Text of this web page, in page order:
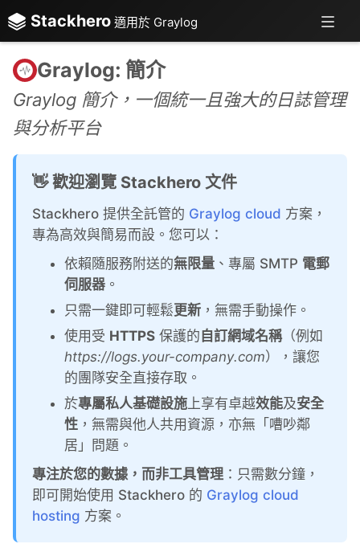
Stackhero 適用於 Graylog
ChatWoot
ClickHouse
Code-Hero
Directus
Graylog: 簡介
Graylog 簡介，一個統一且強大的日誌管理
與分析平台
👋 歡迎瀏覽 Stackhero 文件
Stackhero 提供全託管的 Graylog cloud 方案，
專為高效與簡易而設。您可以：
依賴隨服務附送的無限量 、專屬 SMTP 電郵
伺服器 。
只需一鍵即可輕鬆更新 ，無需手動操作。
使用受 HTTPS 保護的 自訂網域名稱（例如
https://logs.your-company.com），讓您
的團隊安全直接存取。
於專屬私人基礎設施上享有卓越效能及安全
性 ，無需與他人共用資源，亦無「嘈吵鄰
居」問題。
專注於您的數據，而非工具管理 ：只需數分鐘，
即可開始使用 Stackhero 的 Graylog cloud
hosting 方案。